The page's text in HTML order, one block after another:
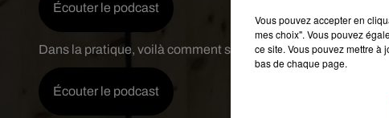
Écouter le podcast
Dans la pratique, voilà comment se déroule un cours avec
Écouter le podcast
Vous pouvez accepter en
mes choix". Vous pouvez
ce site. Vous pouvez mettre à
bas de chaque page.